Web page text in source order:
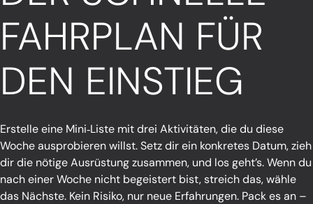
FAHRPLAN FÜR
DEN EINSTIEG
Erstelle eine Mini‑Liste mit drei Aktivitäten, die du diese
Woche ausprobieren willst. Setz dir ein konkretes Datum, zieh
dir die nötige Ausrüstung zusammen, und los geht’s. Wenn du
nach einer Woche nicht begeistert bist, streich das, wähle
das Nächste. Kein Risiko, nur neue Erfahrungen. Pack es an –